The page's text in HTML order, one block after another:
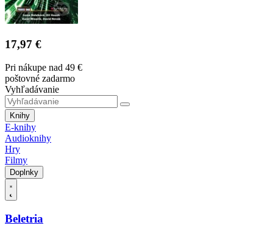
17,97 €
Pri nákupe nad 49 €
poštovné zadarmo
Vyhľadávanie
Knihy
E-knihy
Audioknihy
Hry
Filmy
Doplnky
Beletria